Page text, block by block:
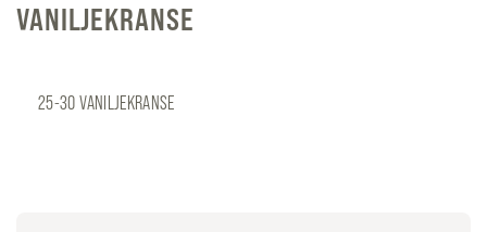
VANILJEKRANSE
25-30 VANILJEKRANSE